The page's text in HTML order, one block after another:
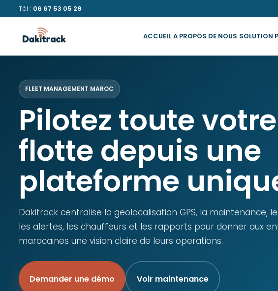
Tél : 06 67 53 05 29
ACCUEIL A PROPOS DE NOUS SOLUTION
FLEET MANAGEMENT MAROC
Pilotez toute votre
flotte depuis une
plateforme
Dakitrack centralise la geolocalisation GPS, la maintenance,
les alertes, les chauffeurs et les rapports pour donner aux
marocaines une vision claire de leurs operations.
Demander une démo Voir maintenance